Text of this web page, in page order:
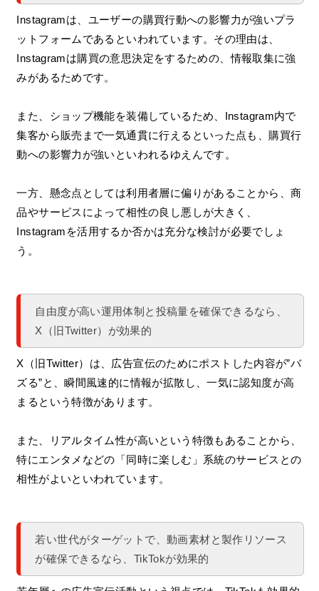
Instagramは、ユーザーの購買行動への影響力が強いプラ
ットフォームであるといわれています。その理由は、
Instagramは購買の意思決定をするための、情報取集に強
みがあるためです。
また、ショップ機能を装備しているため、Instagram内で
集客から販売まで一気通貫に行えるといった点も、購買行
動への影響力が強いといわれるゆえんです。
一方、懸念点としては利用者層に偏りがあることから、商
品やサービスによって相性の良し悪しが大きく、
Instagramを活用するか否かは充分な検討が必要でしょ
う。
自由度が高い運用体制と投稿量を確保できるなら、
X（旧Twitter）が効果的
X（旧Twitter）は、広告宣伝のためにポストした内容が”バ
ズる”と、瞬間風速的に情報が拡散し、一気に認知度が高
まるという特徴があります。
また、リアルタイム性が高いという特徴もあることから、
特にエンタメなどの「同時に楽しむ」系統のサービスとの
相性がよいといわれています。
若い世代がターゲットで、動画素材と製作リソース
が確保できるなら、TikTokが効果的